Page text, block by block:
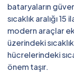
bataryaların
sıcaklık aralığı
modern araçlar
üzerindeki
hücrelerindeki
önem taşır.